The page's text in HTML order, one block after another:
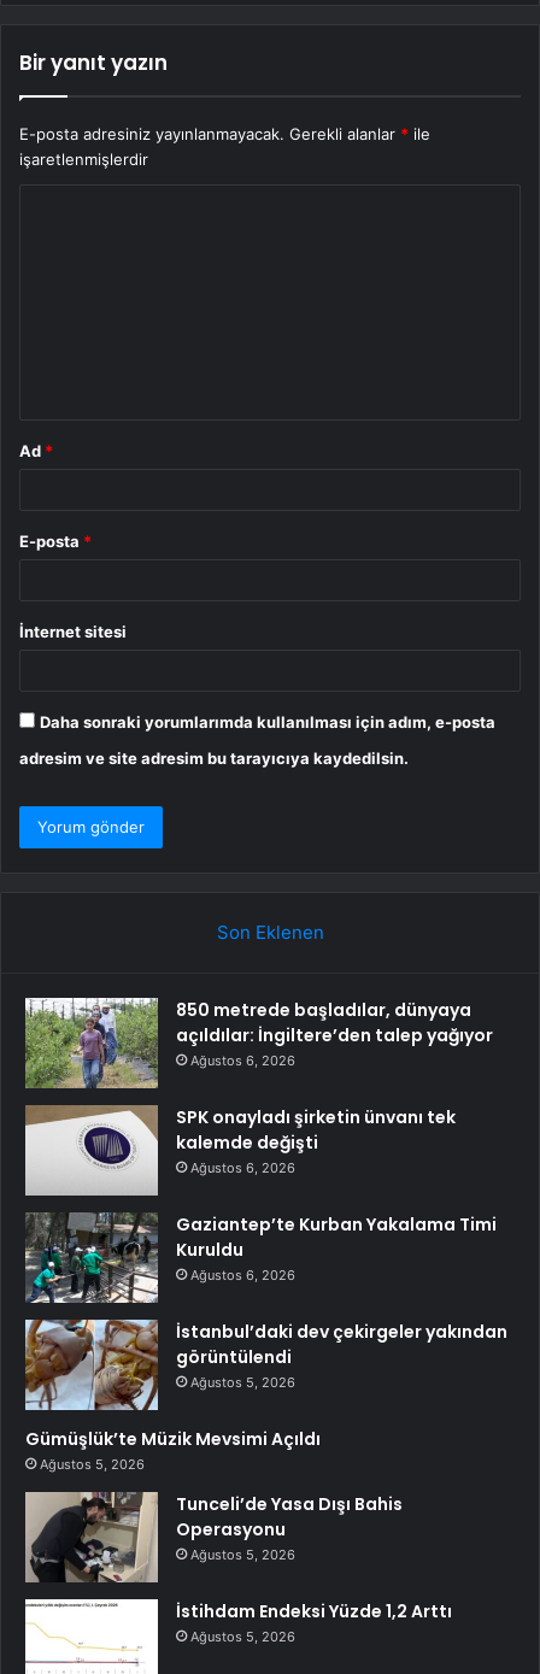
Bir yanıt yazın
E-posta adresiniz yayınlanmayacak. Gerekli alanlar * ile
işaretlenmişlerdir
Ad *
E-posta *
İnternet sitesi
Daha sonraki yorumlarımda kullanılması için adım, e-posta
adresim ve site adresim bu tarayıcıya kaydedilsin.
Son Eklenen
850 metrede başladılar, dünyaya
açıldılar: İngiltere’den talep yağıyor
Ağustos 6, 2026
SPK onayladı şirketin ünvanı tek
kalemde değişti
Ağustos 6, 2026
Gaziantep’te Kurban Yakalama Timi
Kuruldu
Ağustos 6, 2026
İstanbul’daki dev çekirgeler yakından
görüntülendi
Ağustos 5, 2026
Gümüşlük’te Müzik Mevsimi Açıldı
Ağustos 5, 2026
Tunceli’de Yasa Dışı Bahis
Operasyonu
Ağustos 5, 2026
İstihdam Endeksi Yüzde 1,2 Arttı
Ağustos 5, 2026